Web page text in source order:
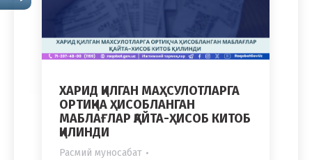
ХАРИД ҚИЛГАН МАҲСУЛОТЛАРГА
ОРТИҚЧА ҲИСОБЛАНГАН
МАБЛАҒЛАР ҚАЙТА-ҲИСОБ КИТОБ
ҚИЛИНДИ
Расмий муносабат